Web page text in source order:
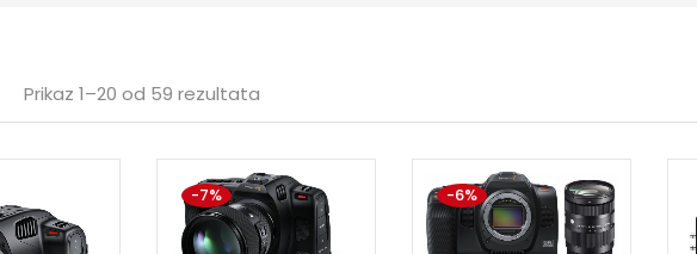
Prikaz 1–20 od 59 rezultata
-7% -6%